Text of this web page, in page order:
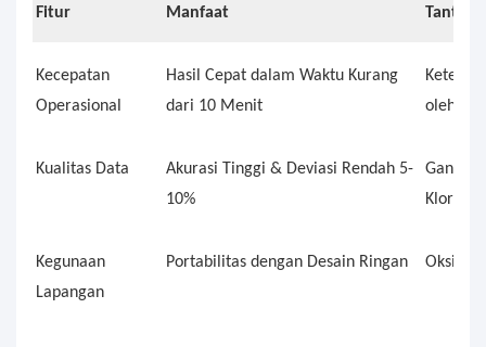
Fitur Manfaat
Kecepatan
Operasional
Hasil Cepat dalam Waktu Kurang
dari 10 Menit
oleh
Kualitas Data
Akurasi Tinggi & Deviasi Rendah 5-
10%
Klorida
Kegunaan
Lapangan
Portabilitas dengan Desain Ringan